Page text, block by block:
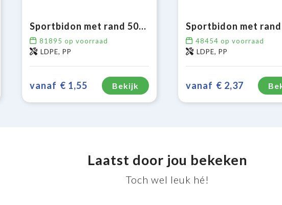
Sportbidon met rand 500ml
81895 op voorraad
LDPE, PP
vanaf € 1,55 Bekijk
48454 op voorraad
LDPE, PP
vanaf € 2,37
Laatst door jou bekeken
Toch wel leuk hé!